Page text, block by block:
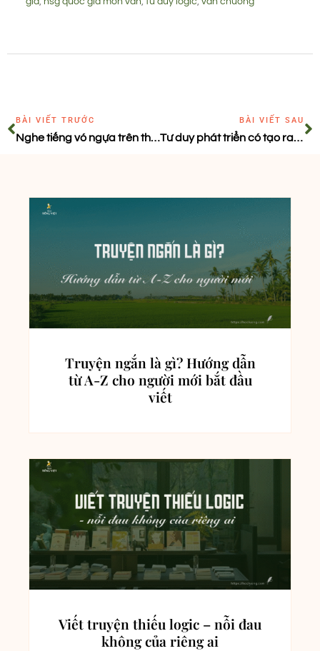
BÀI VIẾT TRƯỚC
Nghe tiếng vó ngựa trên thảo nguyên chữ nghĩa
BÀI VIẾT SAU
Tư duy phát triển có tạo ra thiên tài?
Truyện ngắn là gì? Hướng dẫn
từ A-Z cho người mới bắt đầu
viết
Viết truyện thiếu logic – nỗi đau
không của riêng ai